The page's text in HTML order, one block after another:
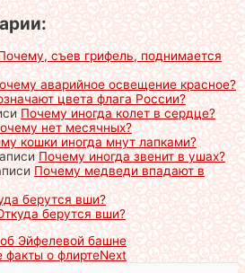
съев грифель, поднимается
аварийное освещение красное?
цвета флага России?
Почему иногда колет в сердце?
нет месячных?
кошки иногда мнут лапками?
Почему иногда звенит в ушах?
Почему медведи впадают в
берутся вши?
берутся вши?
Эйфелевой башне
о флиртеNext